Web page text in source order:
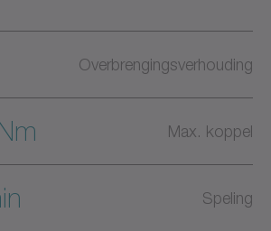
Overbrengingsverhouding
Max. koppel
Speling